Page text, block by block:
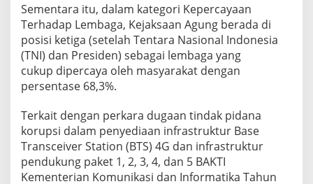
a
s
y
a
a
k
t
Sementara itu, dalam kategori Kepercayaan
Terhadap Lembaga, Kejaksaan Agung berada di
posisi ketiga (setelah Tentara Nasional Indonesia
(TNI) dan Presiden) sebagai lembaga yang
cukup dipercaya oleh masyarakat dengan
persentase 68,3%.
Terkait dengan perkara dugaan tindak pidana
korupsi dalam penyediaan infrastruktur Base
Transceiver Station (BTS) 4G dan infrastruktur
pendukung paket 1, 2, 3, 4, dan 5 BAKTI
Kementerian Komunikasi dan Informatika Tahun